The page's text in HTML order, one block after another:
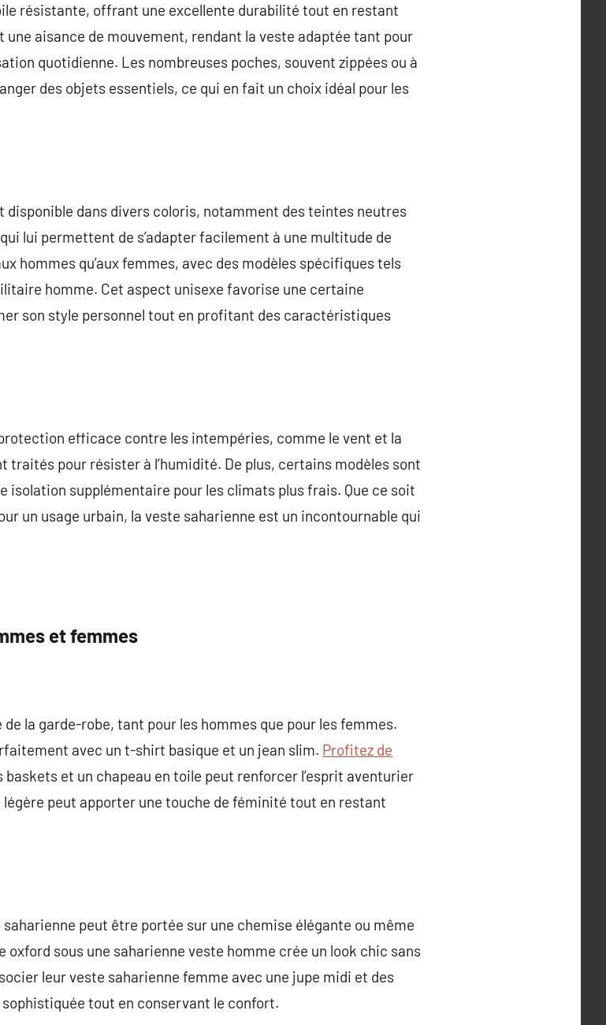
résistante, offrant une excellente durabilité tout en restant
aisance de mouvement, rendant la veste adaptée tant pour
quotidienne. Les nombreuses poches, souvent zippées ou à
des objets essentiels, ce qui en fait un choix idéal pour les
disponible dans divers coloris, notamment des teintes neutres
lui permettent de s’adapter facilement à une multitude de
hommes qu’aux femmes, avec des modèles spécifiques tels
homme. Cet aspect unisexe favorise une certaine
son style personnel tout en profitant des caractéristiques
efficace contre les intempéries, comme le vent et la
traités pour résister à l’humidité. De plus, certains modèles sont
isolation supplémentaire pour les climats plus frais. Que ce soit
un usage urbain, la veste saharienne est un incontournable qui
et femmes
la garde-robe, tant pour les hommes que pour les femmes.
avec un t-shirt basique et un jean slim. Profitez de
baskets et un chapeau en toile peut renforcer l’esprit aventurier
légère peut apporter une touche de féminité tout en restant
peut être portée sur une chemise élégante ou même
oxford sous une saharienne veste homme crée un look chic sans
leur veste saharienne femme avec une jupe midi et des
tout en conservant le confort.